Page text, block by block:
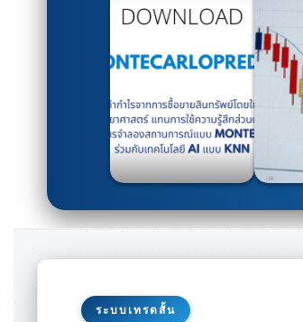
ระบบเทรดสั้น